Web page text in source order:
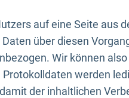
auf eine Seite aus
über diesen
Wir können
werden
der inhaltlichen